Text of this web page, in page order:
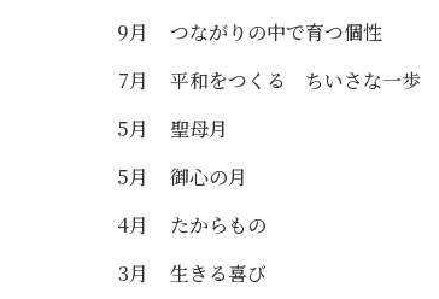
9月
つながりの中で育つ個性
7月
平和をつくる ちいさな一歩
5月
聖母月
5月
御心の月
4月
たからもの
3月
生きる喜び